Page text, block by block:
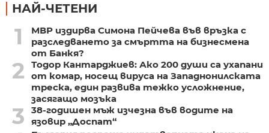
НАЙ-ЧЕТЕНИ
1
МВР издирва Симона Пейчева във връзка с
разследването за смъртта на бизнесмена
от Банкя?
2
Тодор Кантарджиев: Ако 200 души са ухапани
от комар, носещ вируса на Западнонилската
треска, един развива тежко усложнение,
засягащо мозъка
3
38-годишен мъж изчезна във водите на
язовир „Доспат“